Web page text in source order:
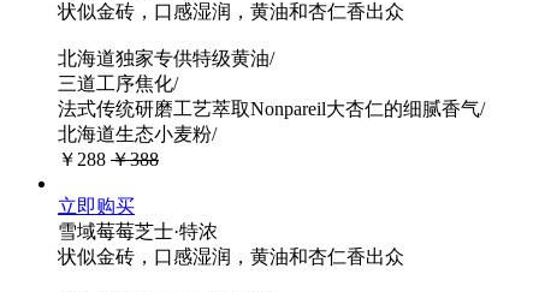
状似金砖，口感湿润，黄油和杏仁香出众
北海道独家专供特级黄油/
三道工序焦化/
法式传统研磨工艺萃取Nonpareil大杏仁的细腻香气/
北海道生态小麦粉/
￥288 ￥388
立即购买
雪域莓莓芝士·特浓
状似金砖，口感湿润，黄油和杏仁香出众